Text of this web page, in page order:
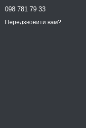
098 781 79 33
Передзвонити вам?